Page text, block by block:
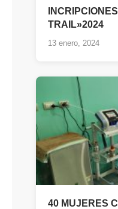
TRAIL»2024
13 enero, 2024
40 MUJERES